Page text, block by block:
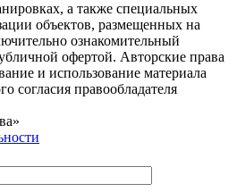
а также специальных
объектов, размещенных на
ознакомительный
офертой. Авторские права
и использование материала
согласия правообладателя